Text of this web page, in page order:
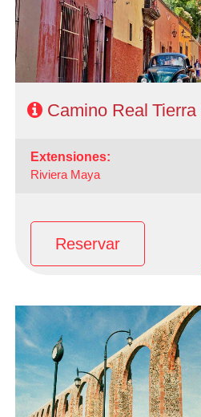
- Categoría Hotelera: C, B y A
Régimen: Según itinerario
Camino Real Tierra
extensiones:
Riviera Maya
Reservar
-Salidas: Martes
- Ruta: 2 Noches Ciudad de
de Allende,1 Noche en
1 noche Guadalajara, 1 noche
noche ciudad de Mexico.
- Categoría Hotelera: C, B y A
Régimen: HD + 3 almuerzos